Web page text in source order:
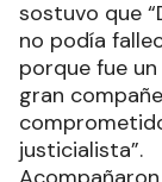
sostuvo que
no podía
porque fue
gran
justicialista”.